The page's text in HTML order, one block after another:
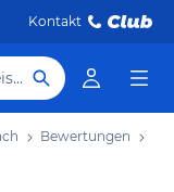
Kontakt
Hotel, Reiseziel
Bewertungen